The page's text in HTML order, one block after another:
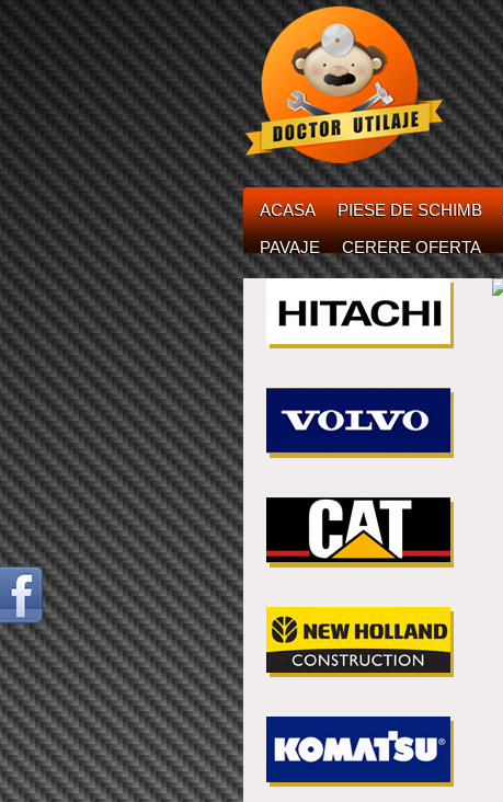
ACASA PIESE DE SCHIMB
PAVAJE
CERERE OFERTA